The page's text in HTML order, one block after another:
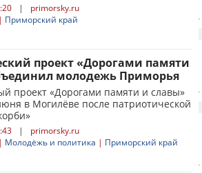
|
primorsky.ru
| Приморский край
проект «Дорогами памяти
молодежь Приморья
проект «Дорогами памяти и славы»
в Могилёве после патриотической
|
primorsky.ru
| Молодёжь и политика | Приморский край